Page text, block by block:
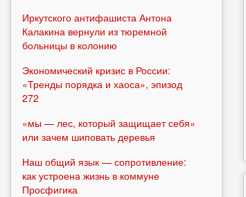
Иркутского антифашиста Антона
Калакина вернули из тюремной
больницы в колонию
Экономический кризис в России:
«Тренды порядка и хаоса», эпизод
272
«мы — лес, который защищает себя»
или зачем шиповать деревья
Наш общий язык — сопротивление:
как устроена жизнь в коммуне
Просфигика